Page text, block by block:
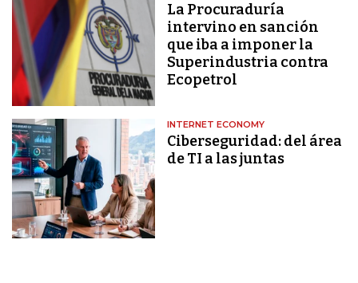
La Procuraduría
intervino en sanción
que iba a imponer la
Superindustria contra
Ecopetrol
INTERNET ECONOMY
Ciberseguridad: del área
de TI a las juntas